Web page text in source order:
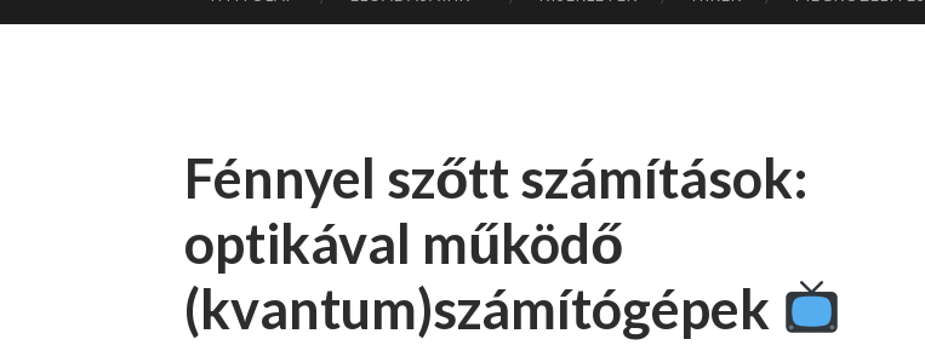
A
Fénnyel szőtt számítások:
optikával működő
(kvantum)számítógépek